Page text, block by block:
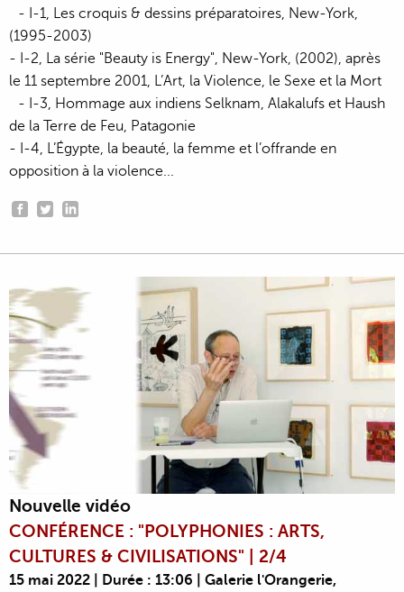
- I-1, Les croquis & dessins préparatoires, New-York,
(1995-2003)
- I-2, La série "Beauty is Energy", New-York, (2002), après
le 11 septembre 2001, L’Art, la Violence, le Sexe et la Mort
- I-3, Hommage aux indiens Selknam, Alakalufs et Haush
de la Terre de Feu, Patagonie
- I-4, L’Égypte, la beauté, la femme et l’offrande en
opposition à la violence...
Nouvelle vidéo
CONFÉRENCE : "POLYPHONIES : ARTS,
CULTURES & CIVILISATIONS" | 2/4
15 mai 2022 | Durée : 13:06 | Galerie l'Orangerie,